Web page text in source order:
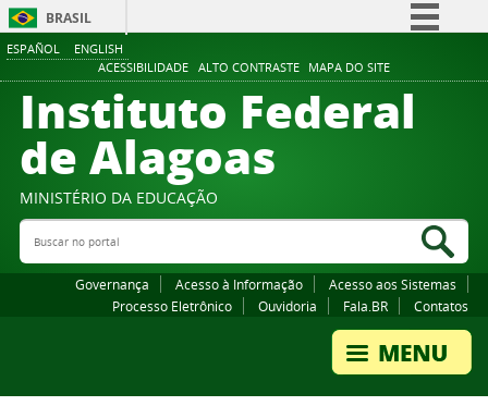
ESPAÑOL ENGLISH
ACESSIBILIDADE ALTO CONTRASTE MAPA DO SITE
BRASIL
Comunica BR
Participe
Canais
Instituto Federal
de Alagoas
MINISTÉRIO DA EDUCAÇÃO
Buscar no portal
Governança Acesso à Informação
Acesso aos Sistemas
Processo Eletrônico
Ouvidoria Fala.BR Contatos